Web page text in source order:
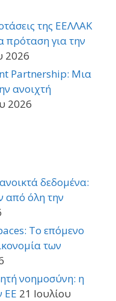
της ΕΕΛΛΑΚ
πρόταση για την
2026
Partnership: Μια
ανοιχτή
2026
δεδομένα:
από όλη την
Το επόμενο
των
νοημοσύνη: η
ΕΕ 21 Ιουλίου